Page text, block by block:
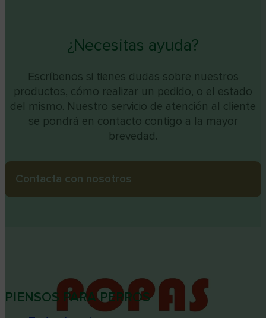
¿Necesitas ayuda?
Escríbenos si tienes dudas sobre nuestros
productos, cómo realizar un pedido, o el estado
del mismo. Nuestro servicio de atención al cliente
se pondrá en contacto contigo a la mayor
brevedad.
Contacta con nosotros
PIENSOS PARA PERROS